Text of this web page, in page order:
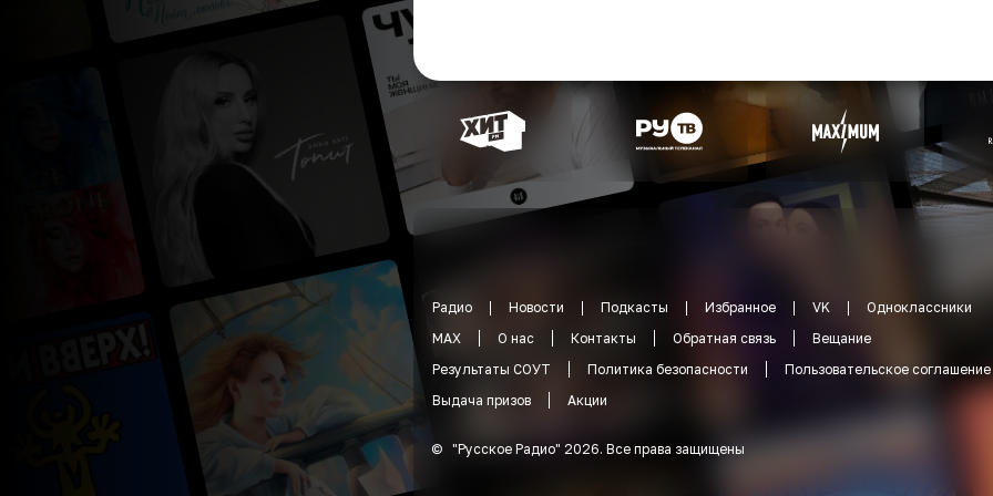
Радио Новости Подкасты Избранное VK
Одноклассники
MAX
О нас Контакты Обратная связь
Вещание
Результаты СОУТ
Политика безопасности
Пользовательское соглашение
Выдача призов
Акции
© "Русское Радио" 2026. Все права защищены